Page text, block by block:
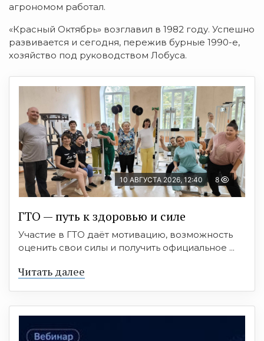
агрономом работал.
«Красный Октябрь» возглавил в 1982 году. Успешно
развивается и сегодня, пережив бурные 1990-е,
хозяйство под руководством Лобуса.
10 АВГУСТА 2026, 12:40 8
ГТО — путь к здоровью и силе
Участие в ГТО даёт мотивацию, возможность
оценить свои силы и получить официальное ...
Читать далее